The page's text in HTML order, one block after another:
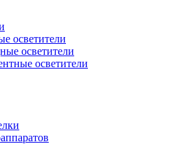
осветители
осветители
осветители